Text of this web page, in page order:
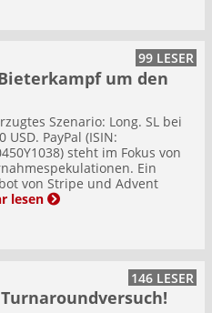
99 LESER
um den
Szenario: Long. SL bei
USD. PayPal (ISIN:
steht im Fokus von
Ein
von Stripe und Advent
lesen
146 LESER